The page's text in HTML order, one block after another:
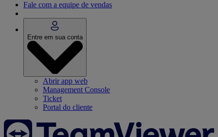
Fale com a equipe de vendas
Entre em sua conta
Abrir app web
Management Console
Ticket
Portal do cliente